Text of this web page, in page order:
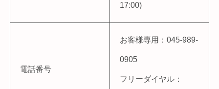
17:00)
電話番号
お客様専用：045-989-
0905
フリーダイヤル：